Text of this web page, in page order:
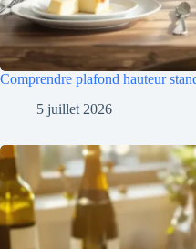
Comprendre plafond hauteur
5 juillet 2026